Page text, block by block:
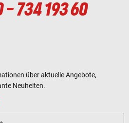
- 734 193 60
über aktuelle Angebote,
Neuheiten.